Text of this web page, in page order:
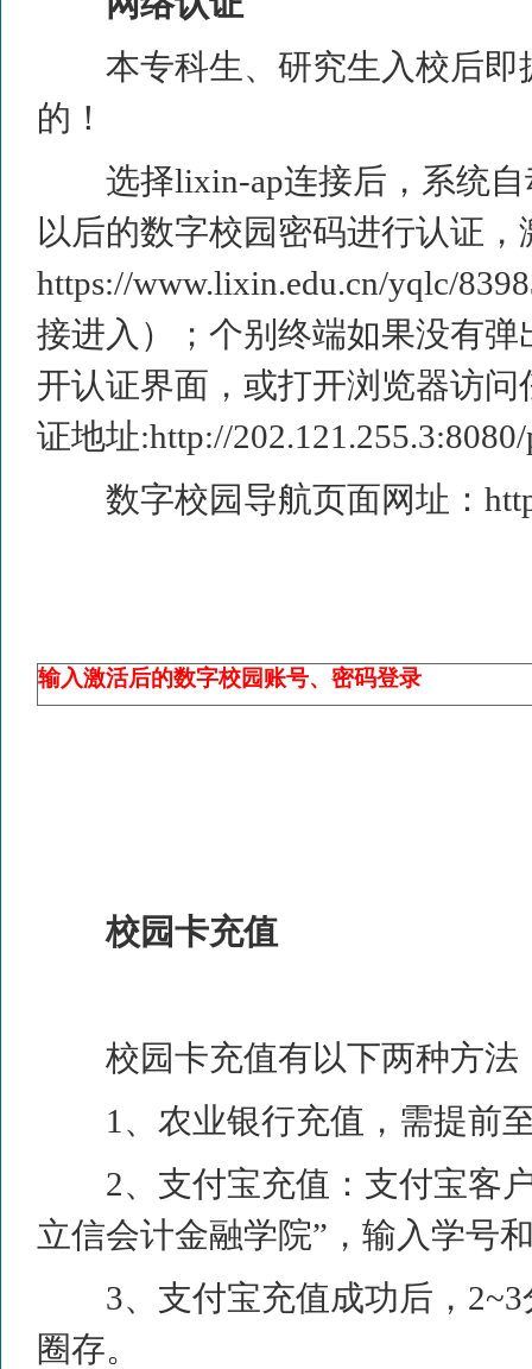
本专科生、研究生入校后
的！
选择lixin-ap连接后，系统
以后的数字校园密码进行认证，
https://www.lixin.edu.cn/yqlc/
接进入）；个别终端如果没有
开认证界面，或打开浏览器访
证地址:http://
数字校园导航页面网址：
输入激活后的数字校园账号、密码登录
校园卡充值
校园卡充值有以下两种方法
1 、农业银行充值，需提前
2、支付宝充值：支付宝客
立信会计金融学院”，输入学号
3、支付宝充值成功后， 2~3
圈存。